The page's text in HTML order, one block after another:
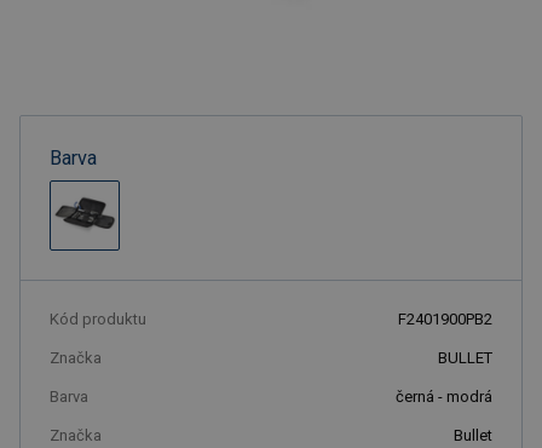
Barva
Kód produktu F2401900PB2
Značka BULLET
Barva černá - modrá
Značka Bullet